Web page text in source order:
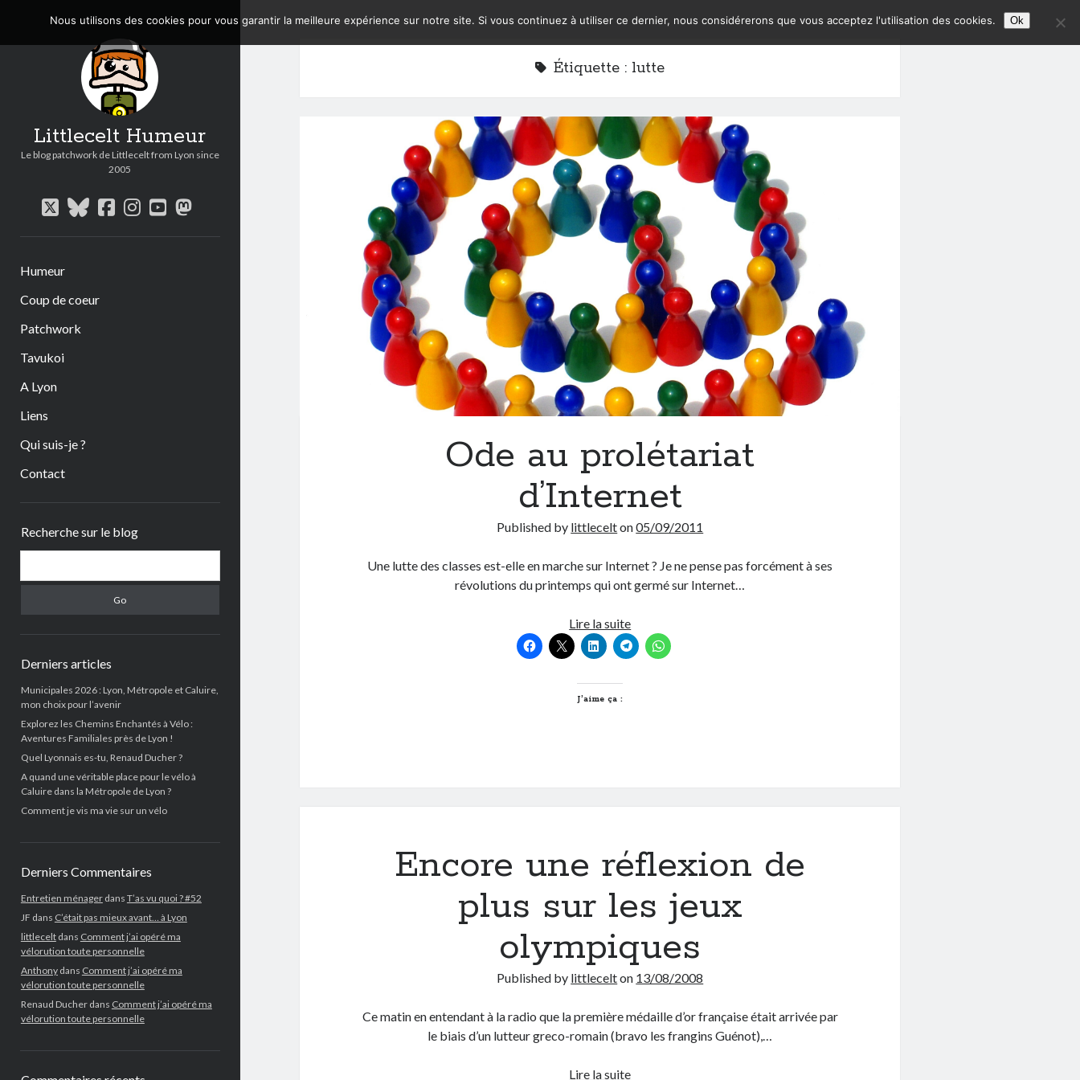
Littlecelt Humeur
Le blog patchwork de Littlecelt from Lyon since
2005
twitterbluesky
facebook
instagram
youtube
mastodon
Humeur
Coup de coeur
Patchwork
Tavukoi
A Lyon
Liens
Qui suis-je ?
Contact
Recherche sur le blog
Derniers articles
Municipales 2026 : Lyon, Métropole et Caluire,
mon choix pour l’avenir
Explorez les Chemins Enchantés à Vélo :
Aventures Familiales près de Lyon !
Quel Lyonnais es-tu, Renaud Ducher ?
A quand une véritable place pour le vélo à
Caluire dans la Métropole de Lyon ?
Comment je vis ma vie sur un vélo
Derniers Commentaires
Entretien ménagerdans T’as vu quoi ? #52
JF dans C’était pas mieux avant… à Lyon
littleceltdans Comment j’ai opéré ma
vélorution toute personnelle
Anthonydans Comment j’ai opéré ma
vélorution toute personnelle
Renaud Ducherdans Comment j’ai opéré ma
vélorution toute personnelle
Étiquette :lutte
Ode au prolétariat
d’Internet
Published by littlecelton05/09/2011
Une lutte des classes est-elle en marche sur Internet ? Je ne pense pas forcément à ses
révolutions du printemps qui ont germé sur Internet…
Lire la suiteOde
au
prolétariat
J’aime ça :
Encore une réflexion de
plus sur les jeux
olympiques
Published by littlecelton 13/08/2008
Ce matin en entendant à la radio que la première médaille d’or française était arrivée par
le biais d’un lutteur greco-romain (bravo les frangins Guénot),…
Lire la suiteEncore
Nous utilisons des cookies pour vous garantir la meilleure expérience sur notre site. Si vous continuez à utiliser ce dernier, nous considérerons que vous acceptez l'utilisation des cookies. Ok